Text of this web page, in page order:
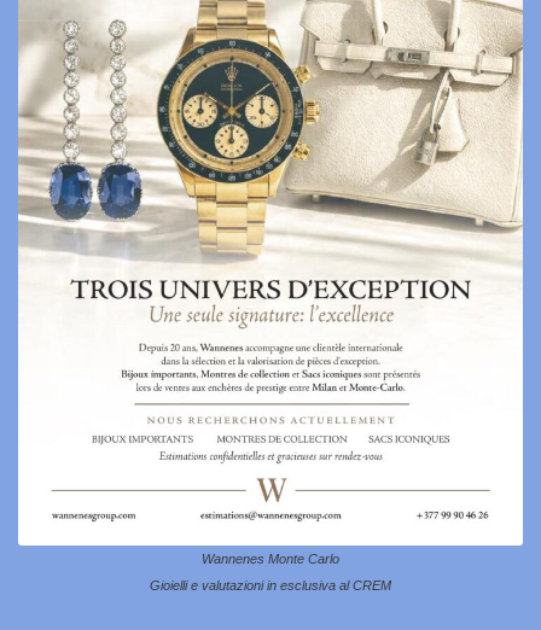
Wannenes Monte Carlo
Gioielli e valutazioni in esclusiva al CREM